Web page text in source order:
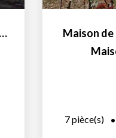
Maison de caractère T8 de 211 m² sur terrain de 948 m² avec...
Maison de
7pièce(s)